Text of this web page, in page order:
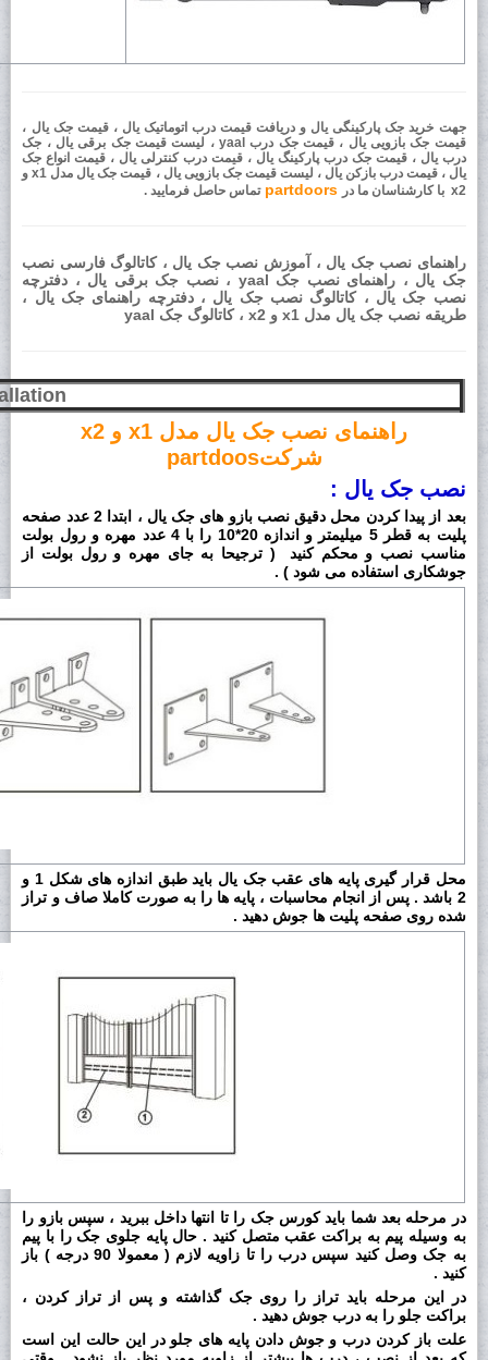
جهت خرید جک پارکینگی یال و دریافت قیمت درب اتوماتیک یال ، قیمت جک یال ،
قیمت جک بازویی یال ، قیمت جک درب yaal ، لیست قیمت جک برقی یال ، جک
درب یال ، قیمت جک درب پارکینگ یال ، قیمت درب کنترلی یال ، قیمت انواع جک
یال ، قیمت درب بازکن یال ، لیست قیمت جک بازویی یال ، قیمت جک یال مدل x1 و
x2 با کارشناسان ما در
partdoors تماس حاصل فرمایید .
راهنمای نصب جک یال ، آموزش نصب جک یال ، کاتالوگ فارسی نصب
جک یال ، راهنمای نصب جک yaal ، نصب جک برقی یال ، دفترچه
نصب جک یال ، کاتالوگ نصب جک یال ، دفترچه راهنمای جک یال ،
طریقه نصب جک یال مدل x1 و x2 ، کاتالوگ جک yaal
راهنمای نصب جک یال مدل x1 و x2
شرکتpartdoos
نصب جک یال :
بعد از پیدا کردن محل دقیق نصب بازو های جک یال ، ابتدا 2 عدد صفحه
پلیت به قطر 5 میلیمتر و اندازه 20*10 را با 4 عدد مهره و رول بولت
مناسب نصب و محکم کنید ( ترجیحا به جای مهره و رول بولت از
جوشکاری استفاده می شود ) .
محل قرار گیری پایه های عقب جک یال باید طبق اندازه های شکل 1 و
2 باشد . پس از انجام محاسبات ، پایه ها را به صورت کاملا صاف و تراز
شده روی صفحه پلیت ها جوش دهید .
در مرحله بعد شما باید کورس جک را تا انتها داخل ببرید ، سپس بازو را
به وسیله پیم به براکت عقب متصل کنید . حال پایه جلوی جک را با پیم
به جک وصل کنید سپس درب را تا زاویه لازم ( معمولا 90 درجه ) باز
کنید .
در این مرحله باید تراز را روی جک گذاشته و پس از تراز کردن ،
براکت جلو را به درب جوش دهید .
علت باز کردن درب و جوش دادن پایه های جلو در این حالت این است